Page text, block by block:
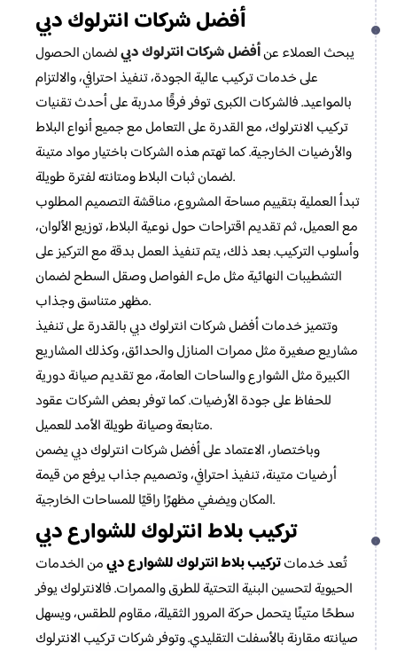
أفضل شركات انترلوك دبي
يبحث العملاء عنأفضل شركات انترلوك دبيلضمان الحصول
على خدمات تركيب عالية الجودة، تنفيذ احترافي، والالتزام
بالمواعيد. فالشركات الكبرى توفر فرقًا مدربة على أحدث تقنيات
تركيب الانترلوك، مع القدرة على التعامل مع جميع أنواع البلاط
والأرضيات الخارجية. كما تهتم هذه الشركات باختيار مواد متينة
لضمان ثبات البلاط ومتانته لفترة طويلة.
تبدأ العملية بتقييم مساحة المشروع، مناقشة التصميم المطلوب
مع العميل، ثم تقديم اقتراحات حول نوعية البلاط، توزيع الألوان،
وأسلوب التركيب. بعد ذلك، يتم تنفيذ العمل بدقة مع التركيز على
التشطيبات النهائية مثل ملء الفواصل وصقل السطح لضمان
مظهر متناسق وجذاب.
وتتميز خدمات أفضل شركات انترلوك دبي بالقدرة على تنفيذ
مشاريع صغيرة مثل ممرات المنازل والحدائق، وكذلك المشاريع
الكبيرة مثل الشوارع والساحات العامة، مع تقديم صيانة دورية
للحفاظ على جودة الأرضيات. كما توفر بعض الشركات عقود
متابعة وصيانة طويلة الأمد للعميل.
وباختصار، الاعتماد على أفضل شركات انترلوك دبي يضمن
أرضيات متينة، تنفيذ احترافي، وتصميم جذاب يرفع من قيمة
المكان ويضفي مظهرًا راقيًا للمساحات الخارجية.
تركيب بلاط انترلوك للشوارع دبي
تُعد خدماتتركيب بلاط انترلوك للشوارع دبيمن الخدمات
الحيوية لتحسين البنية التحتية للطرق والممرات. فالانترلوك يوفر
سطحًا متينًا يتحمل حركة المرور الثقيلة، مقاوم للطقس، ويسهل
صيانته مقارنة بالأسفلت التقليدي. وتوفر شركات تركيب الانترلوك